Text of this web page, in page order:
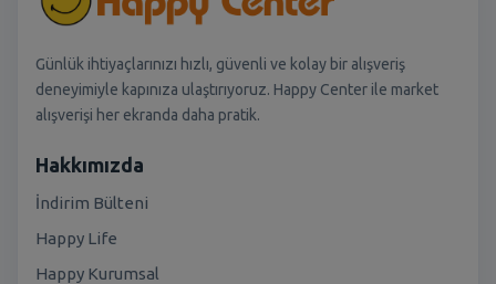
Günlük ihtiyaçlarınızı hızlı, güvenli ve kolay bir alışveriş
deneyimiyle kapınıza ulaştırıyoruz. Happy Center ile market
alışverişi her ekranda daha pratik.
Hakkımızda
İndirim Bülteni
Happy Life
Happy Kurumsal